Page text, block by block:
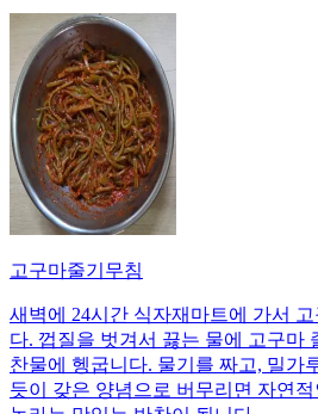
고구마줄기무침
새벽에 24시간 식자재마트에 가서
다. 껍질을 벗겨서 끓는 물에 고구마
찬물에 헹굽니다. 물기를 짜고, 밀가
듯이 갖은 양념으로 버무리면 자연